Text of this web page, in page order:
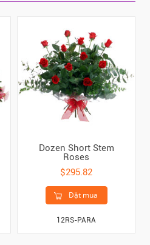
Dozen Short Stem
Roses
$295.82
Đặt mua
12RS-PARA